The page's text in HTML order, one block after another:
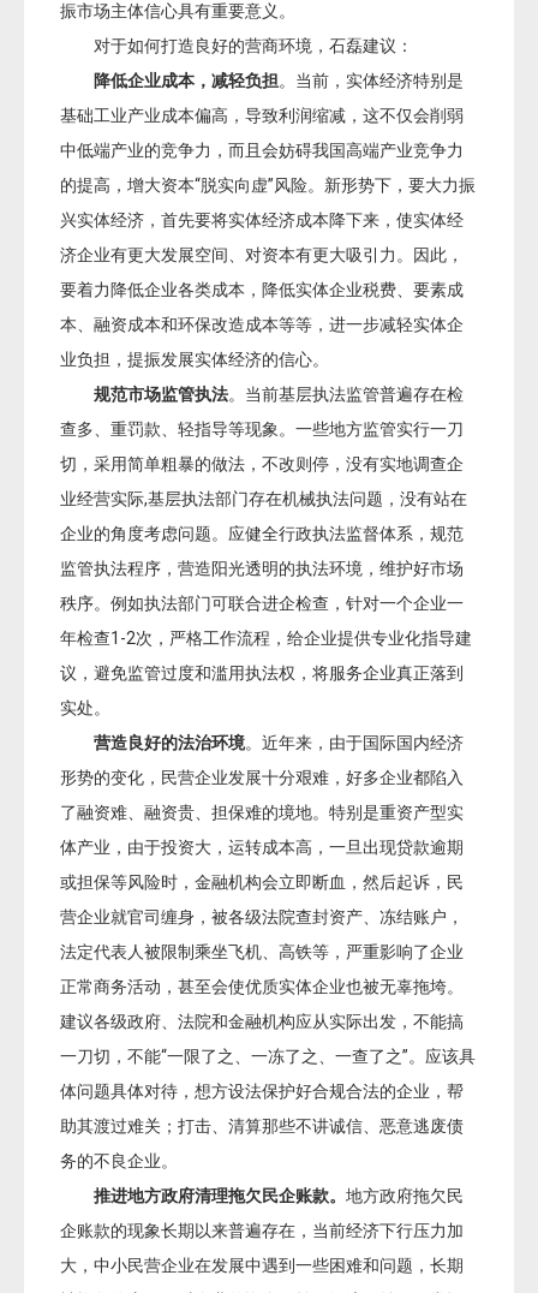
振市场主体信心具有重要意义。
对于如何打造良好的营商环境，石磊建议：
降低企业成本，减轻负担。当前，实体经济特别是
基础工业产业成本偏高，导致利润缩减，这不仅会削弱
中低端产业的竞争力，而且会妨碍我国高端产业竞争力
的提高，增大资本“脱实向虚”风险。新形势下，要大力振
兴实体经济，首先要将实体经济成本降下来，使实体经
济企业有更大发展空间、对资本有更大吸引力。因此，
要着力降低企业各类成本，降低实体企业税费、要素成
本、融资成本和环保改造成本等等，进一步减轻实体企
业负担，提振发展实体经济的信心。
规范市场监管执法。当前基层执法监管普遍存在检
查多、重罚款、轻指导等现象。一些地方监管实行一刀
切，采用简单粗暴的做法，不改则停，没有实地调查企
业经营实际,基层执法部门存在机械执法问题，没有站在
企业的角度考虑问题。应健全行政执法监督体系，规范
监管执法程序，营造阳光透明的执法环境，维护好市场
秩序。例如执法部门可联合进企检查，针对一个企业一
年检查1-2次，严格工作流程，给企业提供专业化指导建
议，避免监管过度和滥用执法权，将服务企业真正落到
实处。
营造良好的法治环境。近年来，由于国际国内经济
形势的变化，民营企业发展十分艰难，好多企业都陷入
了融资难、融资贵、担保难的境地。特别是重资产型实
体产业，由于投资大，运转成本高，一旦出现贷款逾期
或担保等风险时，金融机构会立即断血，然后起诉，民
营企业就官司缠身，被各级法院查封资产、冻结账户，
法定代表人被限制乘坐飞机、高铁等，严重影响了企业
正常商务活动，甚至会使优质实体企业也被无辜拖垮。
建议各级政府、法院和金融机构应从实际出发，不能搞
一刀切，不能“一限了之、一冻了之、一查了之”。应该具
体问题具体对待，想方设法保护好合规合法的企业，帮
助其渡过难关；打击、清算那些不讲诚信、恶意逃废债
务的不良企业。
推进地方政府清理拖欠民企账款。 地方政府拖欠民
企账款的现象长期以来普遍存在，当前经济下行压力加
大，中小民营企业在发展中遇到一些困难和问题，长期